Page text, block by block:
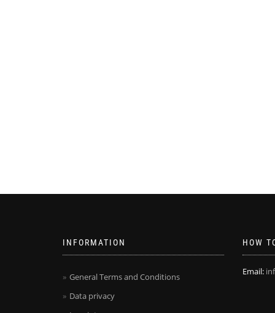
INFORMATION
General Terms and Conditions
Data privacy
HOW
Email: